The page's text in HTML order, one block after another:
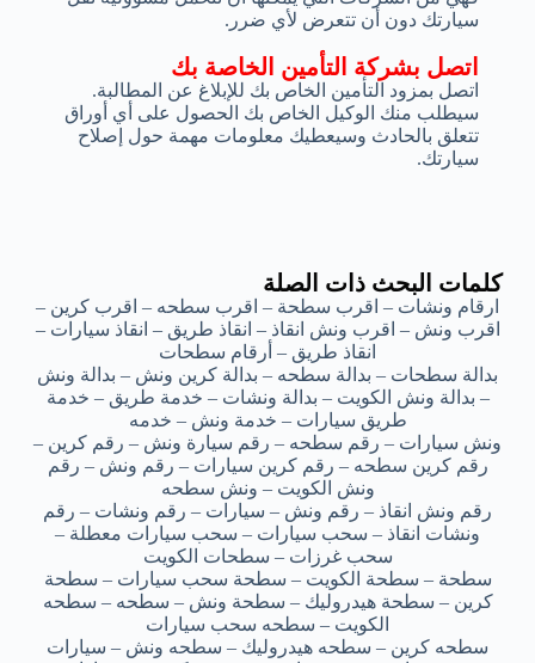
اتصل بشركة التأمين الخاصة بك
اتصل بمزود التأمين الخاص بك للإبلاغ عن المطالبة.
سيطلب منك الوكيل الخاص بك الحصول على أي أوراق
تتعلق بالحادث وسيعطيك معلومات مهمة حول إصلاح
سيارتك.
سيارتك دون أن تتعرض لأي ضرر.
كلمات البحث ذات الصلة
ارقام ونشات – اقرب سطحة – اقرب سطحه – اقرب كرين –
اقرب ونش – اقرب ونش انقاذ – انقاذ طريق – انقاذ سيارات –
انقاذ طريق – أرقام سطحات
بدالة سطحات – بدالة سطحه – بدالة كرين ونش – بدالة ونش
– بدالة ونش الكويت – بدالة ونشات – خدمة طريق – خدمة
طريق سيارات – خدمة ونش – خدمه
ونش سيارات – رقم سطحه – رقم سيارة ونش – رقم كرين –
رقم كرين سطحه – رقم كرين سيارات – رقم ونش – رقم
ونش الكويت – ونش سطحه
رقم ونش انقاذ – رقم ونش – سيارات – رقم ونشات – رقم
ونشات انقاذ – سحب سيارات – سحب سيارات معطلة –
سحب غرزات – سطحات الكويت
سطحة – سطحة الكويت – سطحة سحب سيارات – سطحة
كرين – سطحة هيدروليك – سطحة ونش – سطحه – سطحه
الكويت – سطحه سحب سيارات
سطحه كرين – سطحه هيدروليك – سطحه ونش – سيارات